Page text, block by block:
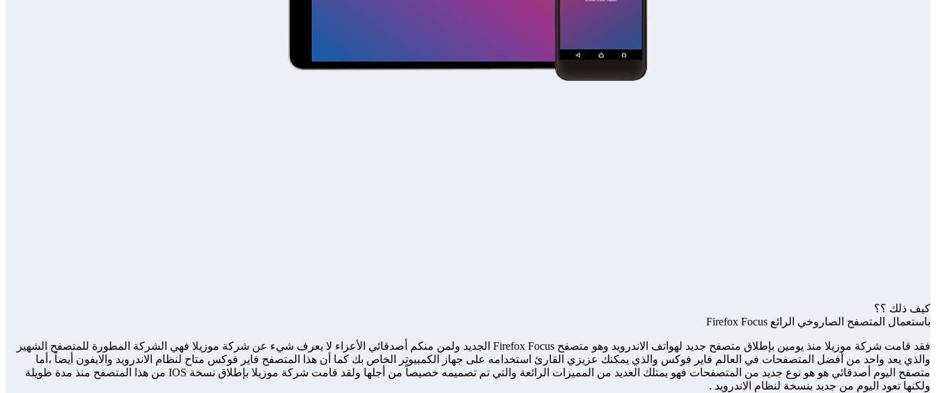
كيف ذلك ؟؟
باستعمال المتصفح الصاروخي الرائع Firefox Focus
فقد قامت شركة موزيلا منذ يومين بإطلاق متصفح جديد لهواتف الاندرويد وهو متصفح Firefox Focus الجديد ولمن منكم أصدقائي الأعزاء لا يعرف شيء عن شركة موزيلا فهي الشركة المطورة للمتصفح الشهير
والذي يعد واحد من أفضل المتصفحات في العالم فاير فوكس والذي يمكنك عزيزي القارئ استخدامه على جهاز الكمبيوتر الخاص بك كما أن هذا المتصفح فاير فوكس متاح لنظام الاندرويد والايفون أيضاً ،أما
متصفح اليوم أصدقائي هو هو نوع جديد من المتصفحات فهو يمتلك العديد من المميزات الرائعة والتي تم تصميمه خصيصاً من أجلها ولقد قامت شركة موزيلا بإطلاق نسخة IOS من هذا المتصفح منذ مدة طويلة
ولكنها تعود اليوم من جديد بنسخة لنظام الاندرويد .